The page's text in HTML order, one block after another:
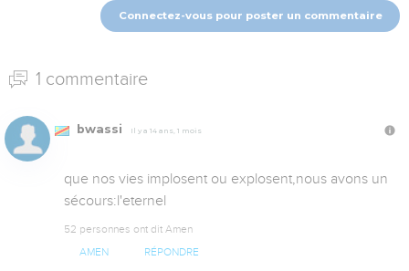
Connectez-vous pour poster un commentaire
1 commentaire
bwassi Il y a 14 ans, 1 mois
que nos vies implosent ou explosent,nous avons un
sécours:l'eternel
52 personnes ont dit Amen
AMEN RÉPONDRE